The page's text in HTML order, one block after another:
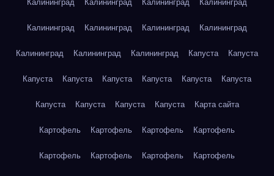
Калининград Калининград Калининград Калининград
Калининград Калининград Калининград Калининград
Калининград Калининград Калининград Капуста Капуста
Капуста Капуста Капуста Капуста Капуста Капуста
Капуста Капуста Капуста Капуста Карта сайта
Картофель Картофель Картофель Картофель
Картофель Картофель Картофель Картофель